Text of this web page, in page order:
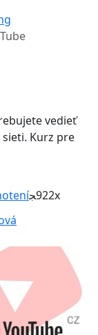
vedieť
Kurz pre
922x